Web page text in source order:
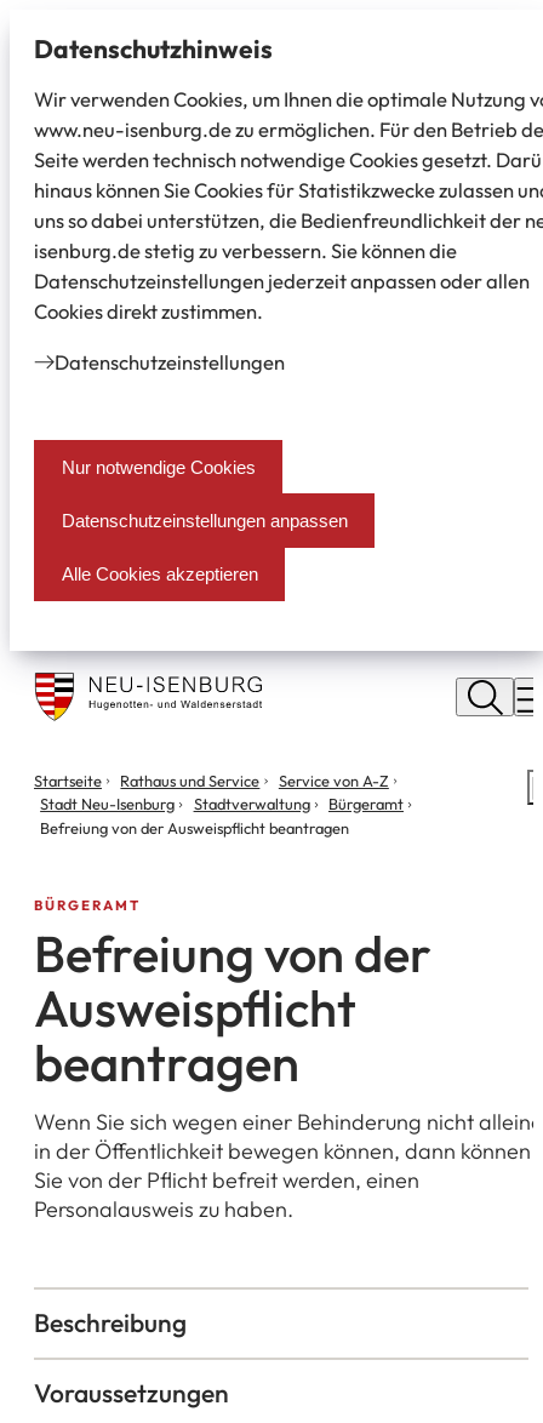
Datenschutz­hinweis
Wir verwenden Cookies, um Ihnen die optimale Nutzung
www.neu-isenburg.de zu ermöglichen. Für den Betrieb
Seite werden technisch notwendige Cookies gesetzt.
hinaus können Sie Cookies für Statistikzwecke zulassen
uns so dabei unterstützen, die Bedienfreundlichkeit der
isenburg.de stetig zu verbessern. Sie können die
Datenschutzeinstellungen jederzeit anpassen oder allen
Cookies direkt zustimmen.
Datenschutz­einstellungen
Nur notwendige Cookies
Datenschutzeinstellungen anpassen
Alle Cookies akzeptieren
Stadt
Neu
Isenburg
Sie
befinden
sich
Startseite Rathaus und Service
Service von A-Z
Stadt Neu-Isenburg
Stadtverwaltung
Bürgeramt
Befreiung von der Ausweispflicht beantragen
BÜRGERAMT
Befreiung von der
Ausweispflicht
beantragen
Wenn Sie sich wegen einer Behinderung nicht alleine
in der Öffentlichkeit bewegen können, dann können
Sie von der Pflicht befreit werden, einen
Personalausweis zu haben.
Beschreibung
Voraussetzungen